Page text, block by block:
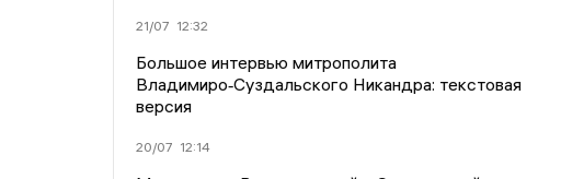
21/07 12:32
Большое интервью митрополита
Владимиро‑Суздальского Никандра: текстовая
версия
20/07 12:14